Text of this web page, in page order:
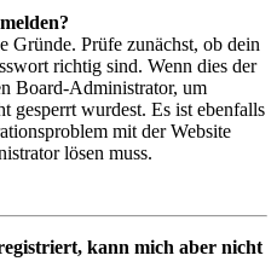
Gründe. Prüfe zunächst, ob dein
richtig sind. Wenn dies der
Board-Administrator, um
gesperrt wurdest. Es ist ebenfalls
mit der Website
lösen muss.
kann mich aber nicht